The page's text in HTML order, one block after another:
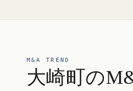
M&A TREND
大崎町の